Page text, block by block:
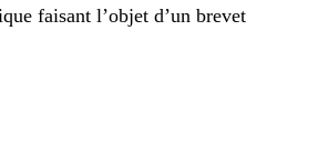
faisant l’objet d’un brevet